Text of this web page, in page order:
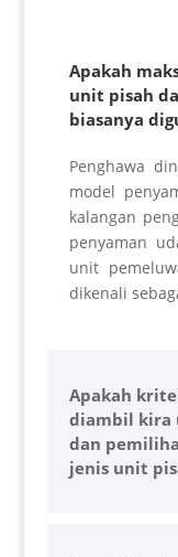
Apakah
unit pisah
biasanya
Penghawa
model
kalangan
penyaman
unit
dikenali
Apakah
diambil kira
dan
jenis unit